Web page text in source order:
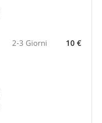
2-3 Giorni 10 €